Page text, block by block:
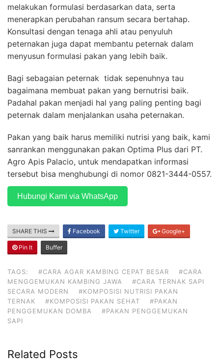
melakukan formulasi berdasarkan data, serta
menerapkan perubahan ransum secara bertahap.
Konsultasi dengan tenaga ahli atau penyuluh
peternakan juga dapat membantu peternak dalam
menyusun formulasi pakan yang lebih baik.
Bagi sebagaian peternak tidak sepenuhnya tau
bagaimana membuat pakan yang bernutrisi baik.
Padahal pakan menjadi hal yang paling penting bagi
peternak dalam menjalankan usaha peternakan.
Pakan yang baik harus memiliki nutrisi yang baik, kami
sanrankan menggunakan pakan Optima Plus dari PT.
Agro Apis Palacio, untuk mendapatkan informasi
tersebut bisa menghubungi di nomor 0821-3444-0557.
Hubungi Kami via WhatsApp
SHARE THIS Facebook Twitter Google+
Pin It Buffer
TAGS: #CARA AGAR KAMBING CEPAT BESAR
#CARA
MENGGEMUKAN KAMBING JAWA
#CARA TERNAK SAPI
SECARA MODERN
#KOMPOSISI NUTRISI PAKAN
TERNAK
#KOMPOSISI PAKAN SEHAT
#PAKAN
PENGGEMUKAN DOMBA
#PAKAN PENGGEMUKAN
SAPI
Related Posts